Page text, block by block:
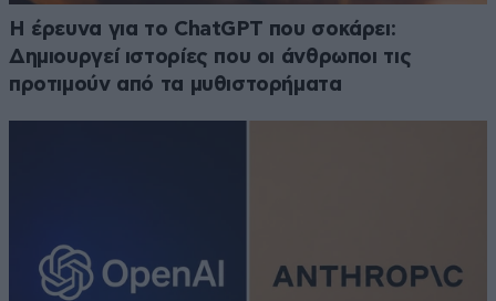
H έρευνα για το ChatGPT που σοκάρει:
Δημιουργεί ιστορίες που οι άνθρωποι τις
προτιμούν από τα μυθιστορήματα